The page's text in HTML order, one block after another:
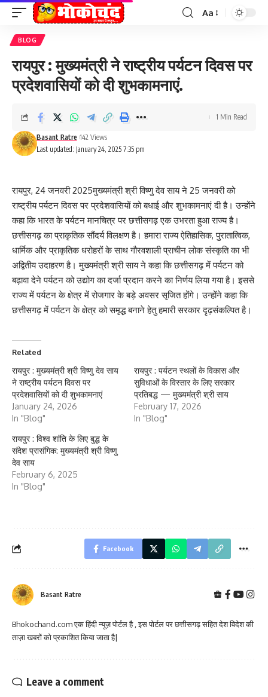
Font
Aa
BLOG
रायपुर : मुख्यमंत्री ने राष्ट्रीय पर्यटन दिवस पर
प्रदेशवासियों को दी शुभकामनाएं.
Last updated: January 24, 2025 7:35 pm
Basant Ratre 142 Views
1 Min Read
रायपुर, 24 जनवरी 2025मुख्यमंत्री श्री विष्णु देव साय ने 25 जनवरी को
राष्ट्रीय पर्यटन दिवस पर प्रदेशवासियों को बधाई और शुभकामनाएं दी है। उन्होंने
कहा कि भारत के पर्यटन मानचित्र पर छत्तीसगढ़ एक उभरता हुआ राज्य है।
छत्तीसगढ़ का प्राकृतिक सौंदर्य विलक्षण है। हमारा राज्य ऐतिहासिक, पुरातात्विक,
धार्मिक और प्राकृतिक धरोहरों के साथ गौरवशाली प्राचीन लोक संस्कृति का भी
अद्वितीय उदाहरण है। मुख्यमंत्री श्री साय ने कहा कि छत्तीसगढ़ में पर्यटन को
बढ़ावा देने पर्यटन को उद्योग का दर्जा प्रदान करने का निर्णय लिया गया है। इससे
राज्य में पर्यटन के क्षेत्र में रोजगार के बड़े अवसर सृजित होंगे। उन्होंने कहा कि
छत्तीसगढ़ में पर्यटन के क्षेत्र को समृद्ध बनाने हेतु हमारी सरकार दृढ़संकल्पित है।
Related
रायपुर : मुख्यमंत्री श्री विष्णु देव साय
ने राष्ट्रीय पर्यटन दिवस पर
प्रदेशवासियों को दी शुभकामनाएं
January 24, 2026
In "Blog"
रायपुर : पर्यटन स्थलों के विकास और
सुविधाओं के विस्तार के लिए सरकार
प्रतिबद्ध — मुख्यमंत्री श्री साय
February 17, 2026
In "Blog"
रायपुर : विश्व शांति के लिए बुद्ध के
संदेश प्रासंगिक: मुख्यमंत्री श्री विष्णु
देव साय
February 6, 2025
In "Blog"
Facebook
Basant Ratre
Bhokochand.com एक हिंदी न्यूज़ पोर्टल है , इस पोर्टल पर छत्तीसगढ़ सहित देश विदेश की
ताज़ा खबरों को प्रकाशित किया जाता है|
Leave a comment